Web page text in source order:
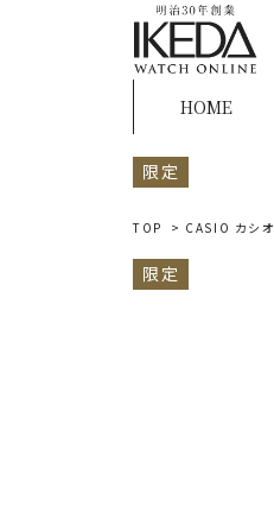
HOME
限定
TOP > CASIO カシオ
限定